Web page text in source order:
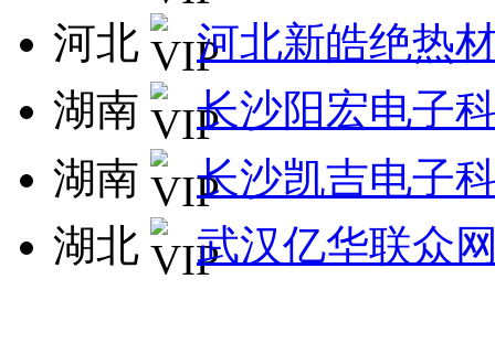
河北
河北新皓绝热
湖南
长沙阳宏电子
湖南
长沙凯吉电子
湖北
武汉亿华联众